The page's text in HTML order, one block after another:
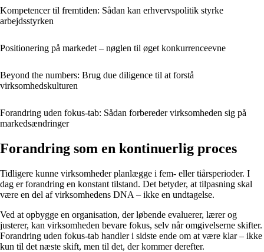
Kompetencer til fremtiden: Sådan kan erhvervspolitik styrke
arbejdsstyrken
Positionering på markedet – nøglen til øget konkurrenceevne
Beyond the numbers: Brug due diligence til at forstå
virksomhedskulturen
Forandring uden fokus-tab: Sådan forbereder virksomheden sig på
markedsændringer
Forandring som en kontinuerlig proces
Tidligere kunne virksomheder planlægge i fem- eller tiårsperioder. I
dag er forandring en konstant tilstand. Det betyder, at tilpasning skal
være en del af virksomhedens DNA – ikke en undtagelse.
Ved at opbygge en organisation, der løbende evaluerer, lærer og
justerer, kan virksomheden bevare fokus, selv når omgivelserne skifter.
Forandring uden fokus-tab handler i sidste ende om at være klar – ikke
kun til det næste skift, men til det, der kommer derefter.